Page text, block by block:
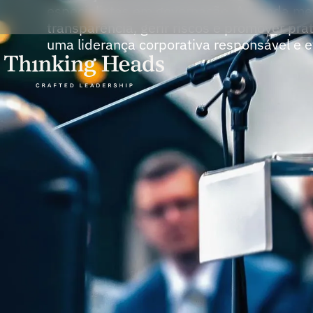
especialistas em governação. Aprenda
transparência, gerir riscos e promover
uma liderança corporativa responsável e